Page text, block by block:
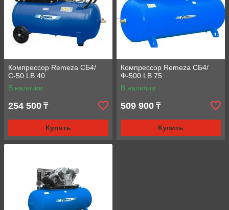
Компрессор Remeza СБ4/
С-50 LB 40
В наличии
254 500 ₸
Купить
Компрессор Remeza СБ4/
Ф-500 LB 75
В наличии
509 900 ₸
Купить